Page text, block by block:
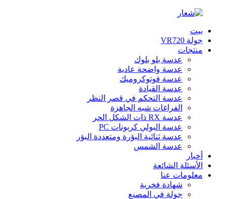
بيت
جولة VR720
منتجات
عدسة بلو بلوك
عدسة واضحة عادية
عدسة فوتوكروميك
عدسة القيادة
عدسة التحكم في قصر النظر
الفراغات شبه الجاهزة
عدسة RX ذات الشكل الحر
عدسة البولي كربونات PC
عدسة ثنائية البؤرة ومتعددة البؤر
عدسة الشمس
أخبار
الأسئلة الشائعة
معلومات عنا
شهادة فخرية
جولة في المصنع